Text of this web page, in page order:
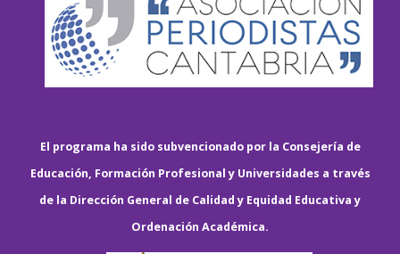
El programa ha sido subvencionado por la Consejería de
Educación, Formación Profesional y Universidades a través
de la Dirección General de Calidad y Equidad Educativa y
Ordenación Académica.